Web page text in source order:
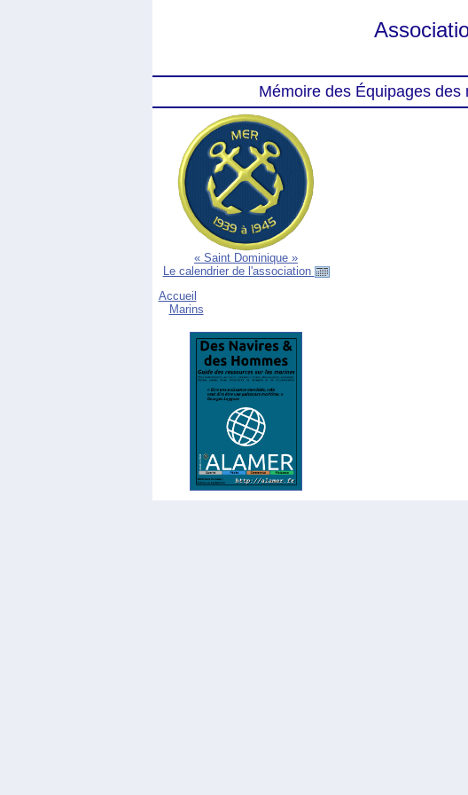
Mémoire des Équipages
« Saint Dominique »
Le calendrier de l'association
Accueil
Marins